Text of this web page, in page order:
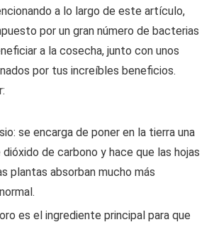
a lo largo de este artículo,
por un gran número de bacterias
a la cosecha, junto con unos
por tus increíbles beneficios.
se encarga de poner en la tierra una
de carbono y hace que las hojas
plantas absorban mucho más
es el ingrediente principal para que